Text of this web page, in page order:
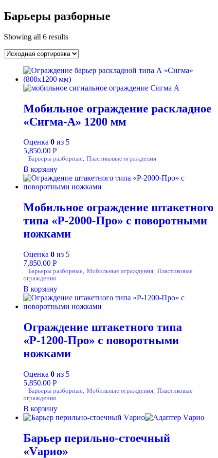
Барьеры разборные
Showing all 6 results
Мобильное ограждение раскладное
«Сигма-А» 1200 мм
Оценка 0 из 5
5,850.00 Р
Барьеры разборные, Пластиковые ограждения
В корзину
Мобильное ограждение штакетного
типа «Р-2000-Про» с поворотными
ножками
Оценка 0 из 5
7,850.00 Р
Барьеры разборные, Мобильные ограждения, Пластиковые
ограждения
В корзину
Ограждение штакетного типа
«Р-1200-Про» с поворотными
ножками
Оценка 0 из 5
5,850.00 Р
Барьеры разборные, Мобильные ограждения, Пластиковые
ограждения
В корзину
Барьер перильно-стоечный
«Vарио»